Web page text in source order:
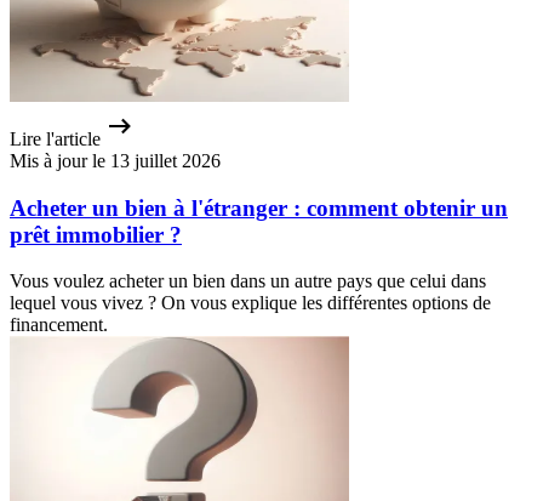
Lire l'article
Mis à jour le 13 juillet 2026
Acheter un bien à l'étranger : comment obtenir un
prêt immobilier ?
Vous voulez acheter un bien dans un autre pays que celui dans
lequel vous vivez ? On vous explique les différentes options de
financement.